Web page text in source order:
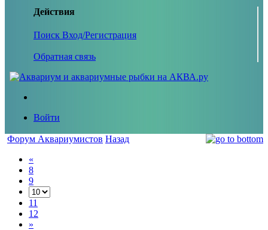
Действия
Поиск Вход/Регистрация
Обратная связь
Войти
Форум Аквариумистов Назад
«
8
9
11
12
»